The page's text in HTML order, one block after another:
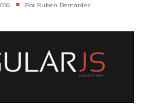
| Por Rubén Bernardez